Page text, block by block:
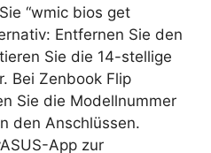
“wmic bios get
Entfernen Sie den
Sie die 14-stellige
Bei Zenbook Flip
Sie die Modellnummer
den Anschlüssen.
App zur